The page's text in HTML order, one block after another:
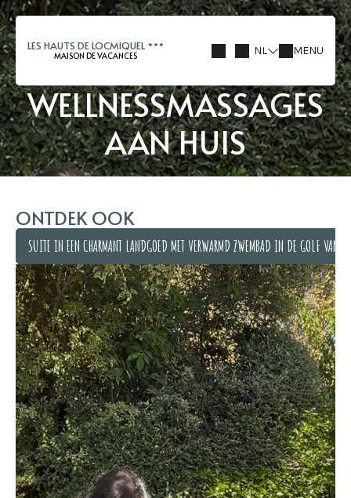
LES HAUTS DE LOCMIQUEL
MAISON DE VACANCES NL MENU
WELLNESSMASSAGES
AAN HUIS
ONTDEK OOK
SUITE IN EEN CHARMANT LANDGOED MET VERWARMD ZWEMBAD IN DE GOLF VAN
SUITE IN EEN CHARMANT LANDGOED MET VERWARMD ZWEMBAD IN DE GOLF VAN